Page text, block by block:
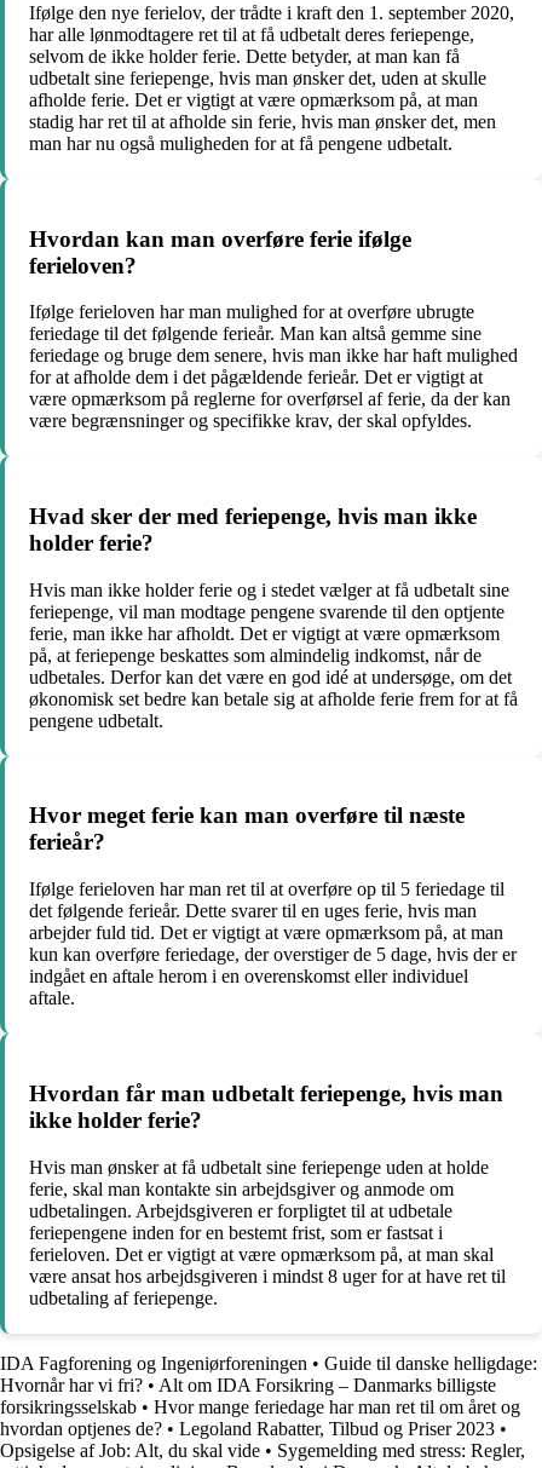
Ifølge den nye ferielov, der trådte i kraft den 1. september 2020,
har alle lønmodtagere ret til at få udbetalt deres feriepenge,
selvom de ikke holder ferie. Dette betyder, at man kan få
udbetalt sine feriepenge, hvis man ønsker det, uden at skulle
afholde ferie. Det er vigtigt at være opmærksom på, at man
stadig har ret til at afholde sin ferie, hvis man ønsker det, men
man har nu også muligheden for at få pengene udbetalt.
Hvordan kan man overføre ferie ifølge
ferieloven?
Ifølge ferieloven har man mulighed for at overføre ubrugte
feriedage til det følgende ferieår. Man kan altså gemme sine
feriedage og bruge dem senere, hvis man ikke har haft mulighed
for at afholde dem i det pågældende ferieår. Det er vigtigt at
være opmærksom på reglerne for overførsel af ferie, da der kan
være begrænsninger og specifikke krav, der skal opfyldes.
Hvad sker der med feriepenge, hvis man ikke
holder ferie?
Hvis man ikke holder ferie og i stedet vælger at få udbetalt sine
feriepenge, vil man modtage pengene svarende til den optjente
ferie, man ikke har afholdt. Det er vigtigt at være opmærksom
på, at feriepenge beskattes som almindelig indkomst, når de
udbetales. Derfor kan det være en god idé at undersøge, om det
økonomisk set bedre kan betale sig at afholde ferie frem for at få
pengene udbetalt.
Hvor meget ferie kan man overføre til næste
ferieår?
Ifølge ferieloven har man ret til at overføre op til 5 feriedage til
det følgende ferieår. Dette svarer til en uges ferie, hvis man
arbejder fuld tid. Det er vigtigt at være opmærksom på, at man
kun kan overføre feriedage, der overstiger de 5 dage, hvis der er
indgået en aftale herom i en overenskomst eller individuel
aftale.
Hvordan får man udbetalt feriepenge, hvis man
ikke holder ferie?
Hvis man ønsker at få udbetalt sine feriepenge uden at holde
ferie, skal man kontakte sin arbejdsgiver og anmode om
udbetalingen. Arbejdsgiveren er forpligtet til at udbetale
feriepengene inden for en bestemt frist, som er fastsat i
ferieloven. Det er vigtigt at være opmærksom på, at man skal
være ansat hos arbejdsgiveren i mindst 8 uger for at have ret til
udbetaling af feriepenge.
IDA Fagforening og Ingeniørforeningen • Guide til danske helligdage:
Hvornår har vi fri? • Alt om IDA Forsikring – Danmarks billigste
forsikringsselskab • Hvor mange feriedage har man ret til om året og
hvordan optjenes de? • Legoland Rabatter, Tilbud og Priser 2023 •
Opsigelse af Job: Alt, du skal vide • Sygemelding med stress: Regler,